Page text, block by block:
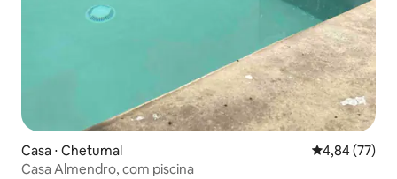
Casa ⋅ Chetumal 4,84 de uma
4,84 (77)
Casa Almendro, com piscina